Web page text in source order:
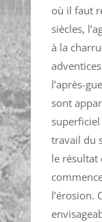
où il faut
siècles,
à la
l’après-
sont
travail du
le résultat
l’érosion.